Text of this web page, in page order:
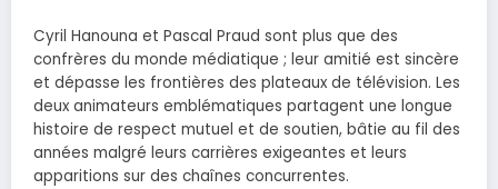
Cyril Hanouna et Pascal Praud sont plus que des
confrères du monde médiatique ; leur amitié est sincère
et dépasse les frontières des plateaux de télévision. Les
deux animateurs emblématiques partagent une longue
histoire de respect mutuel et de soutien, bâtie au fil des
années malgré leurs carrières exigeantes et leurs
apparitions sur des chaînes concurrentes.